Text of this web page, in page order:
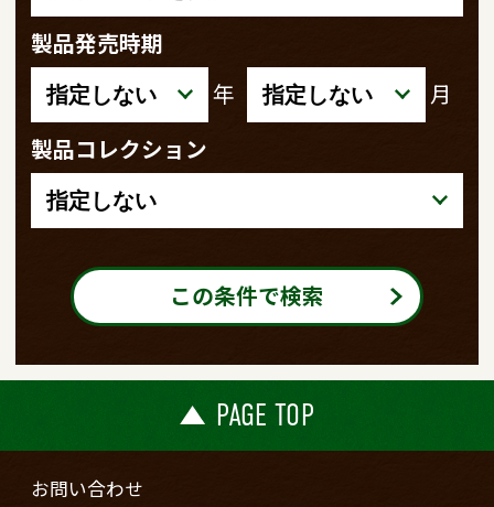
製品発売時期
年
月
製品コレクション
この条件で検索
PAGE TOP
お問い合わせ